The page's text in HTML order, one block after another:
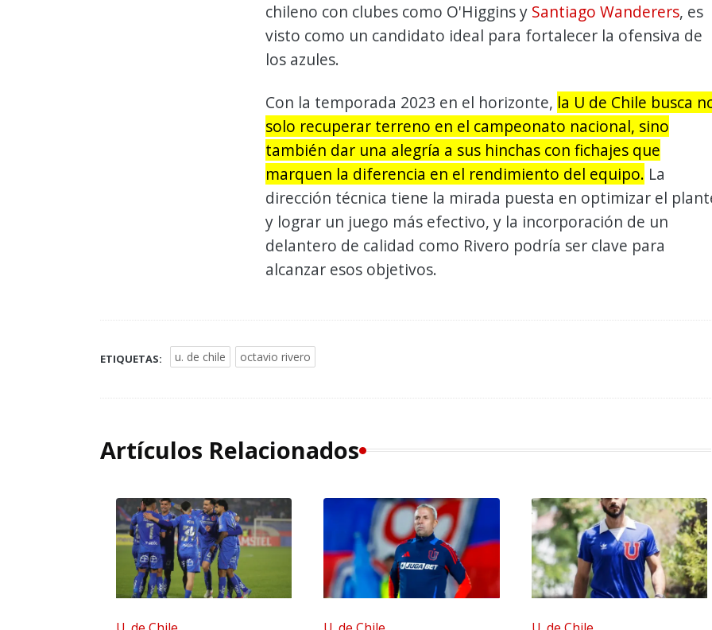
chileno con clubes como O'Higgins y Santiago Wanderers, es
visto como un candidato ideal para fortalecer la ofensiva de
los azules.
Con la temporada 2023 en el horizonte, la U de Chile busca
solo recuperar terreno en el campeonato nacional, sino
también dar una alegría a sus hinchas con fichajes que
marquen la diferencia en el rendimiento del equipo. La
dirección técnica tiene la mirada puesta en optimizar el
y lograr un juego más efectivo, y la incorporación de un
delantero de calidad como Rivero podría ser clave para
alcanzar esos objetivos.
ETIQUETAS: u. de chile octavio rivero
Artículos Relacionados